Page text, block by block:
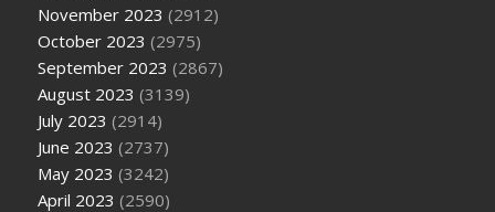
November 2023 (2912)
October 2023 (2975)
September 2023 (2867)
August 2023 (3139)
July 2023 (2914)
June 2023 (2737)
May 2023 (3242)
April 2023 (2590)